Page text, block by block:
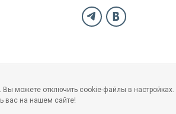
можете отключить cookie-файлы в настройках.
вас на нашем сайте!